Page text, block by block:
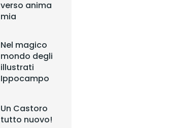
verso anima
mia
Nel magico
mondo degli
illustrati
Ippocampo
Un Castoro
tutto nuovo!